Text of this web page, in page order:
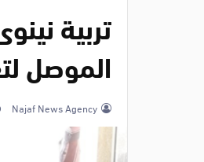
تربية
الموصل
Najaf News Agency